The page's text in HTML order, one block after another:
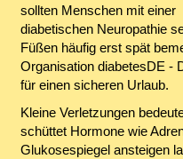
sollten Menschen mit einer
diabetischen Neuropathie
Füßen häufig erst spät
Organisation diabetesDE -
für einen sicheren Urlaub.
Kleine Verletzungen
schüttet Hormone wie
Glukosespiegel ansteigen